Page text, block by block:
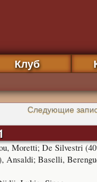
Клуб
Следующие
Moretti; De Silvestri
Ansaldi; Baselli,